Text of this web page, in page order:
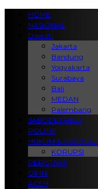
HOME
NASIONAL
Daerah
Jakarta
Bandung
Yogyakarta
Surabaya
Bali
MEDAN
Palembang
JABODETABEK
POLITIK
HUKUM & KRIMINAL
KORUPSI
PERISTIWA
OPINI
ACEH